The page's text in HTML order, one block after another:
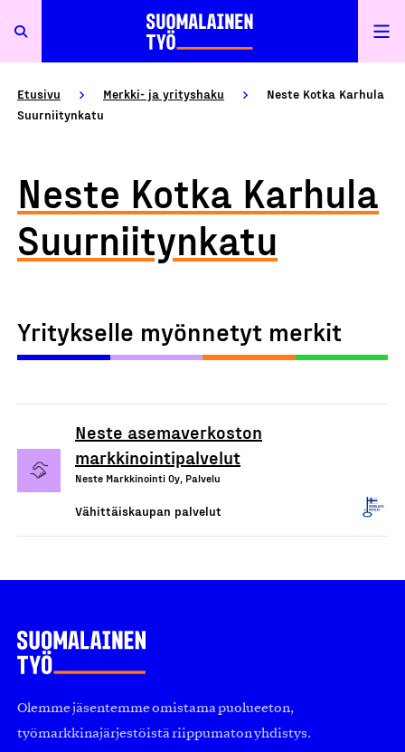
Etusivu Merkki- ja yrityshaku
Neste Kotka Karhula
Suurniitynkatu
Neste Kotka Karhula
Suurniitynkatu
Yritykselle myönnetyt merkit
Neste asemaverkoston
markkinointipalvelut
Neste Markkinointi Oy, Palvelu
Vähittäiskaupan palvelut
Olemme jäsentemme omistama puolueeton,
työmarkkinajärjestöistä riippumaton yhdistys.